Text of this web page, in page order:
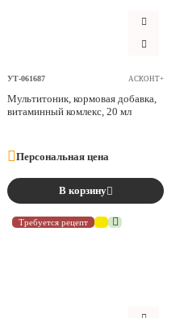
УТ-061687 АСКОНТ+
Мультитоник, кормовая добавка,
витаминный комлекс, 20 мл
Персональная цена
В корзину
Требуется рецепт